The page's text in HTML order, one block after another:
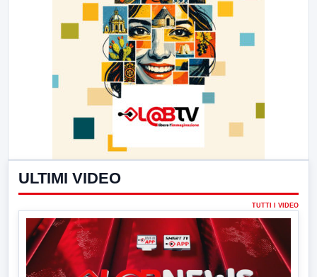
ULTIMI VIDEO
TUTTI I VIDEO